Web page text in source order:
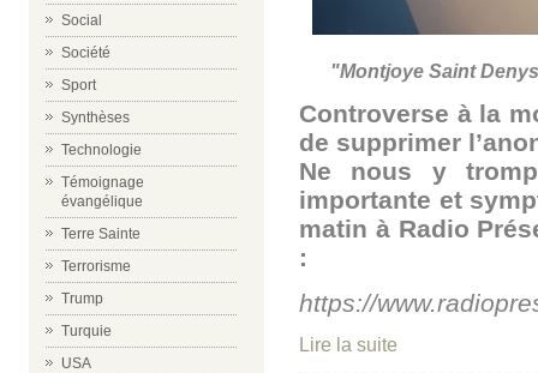
Social
Société
Sport
Synthèses
Technologie
Témoignage
évangélique
Terre Sainte
Terrorisme
Trump
Turquie
USA
"Montjoye Saint
Controverse à la
de supprimer
Ne nous y
importante et
matin à Radio
:
https://
Lire la suite